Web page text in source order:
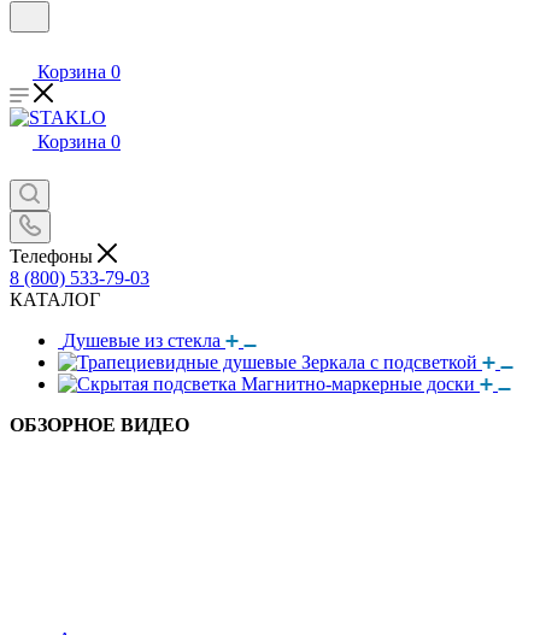
Корзина 0
Корзина 0
Телефоны
8 (800) 533-79-03
КАТАЛОГ
Душевые из стекла
Зеркала с подсветкой
Магнитно-маркерные доски
ОБЗОРНОЕ ВИДЕО